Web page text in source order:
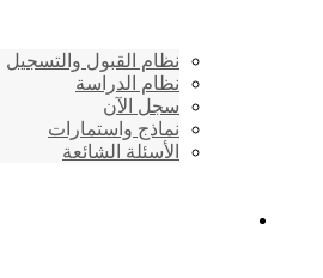
نظام القبول والتسجيل
نظام الدراسة
سجل الآن
نماذج واستمارات
الأسئلة الشائعة